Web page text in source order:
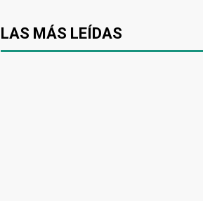
LAS MÁS LEÍDAS